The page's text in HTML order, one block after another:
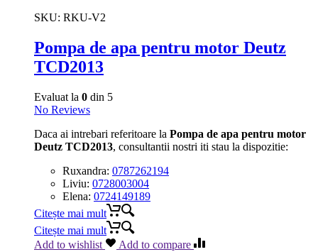
SKU: RKU-V2
Pompa de apa pentru motor Deutz
TCD2013
Evaluat la 0 din 5
No Reviews
Daca ai intrebari referitoare la Pompa de apa pentru motor
Deutz TCD2013, consultantii nostri iti stau la dispozitie:
Ruxandra: 0787262194
Liviu: 0728003004
Elena: 0724149189
Citește mai mult
Citește mai mult
Add to wishlist
Add to compare